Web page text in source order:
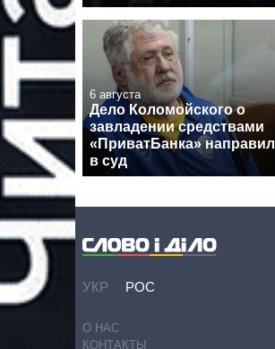
6 августа
Дело Коломойского о
завладении средствами
«ПриватБанка»
в суд
УКР РОС
О НАС
КОНТАКТЫ